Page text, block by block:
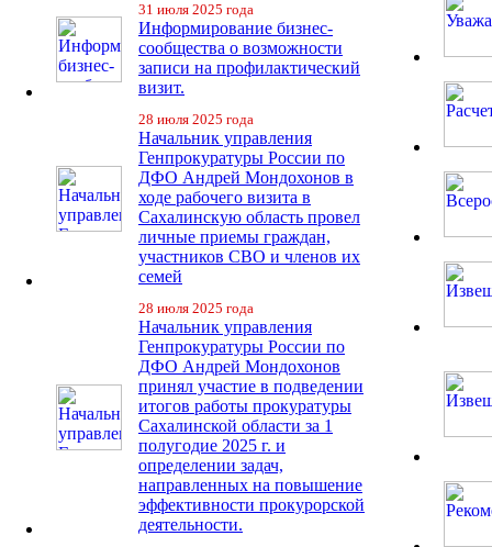
31 июля 2025 года
Информирование бизнес-
сообщества о возможности
записи на профилактический
визит.
28 июля 2025 года
Начальник управления
Генпрокуратуры России по
ДФО Андрей Мондохонов в
ходе рабочего визита в
Сахалинскую область провел
личные приемы граждан,
участников СВО и членов их
семей
28 июля 2025 года
Начальник управления
Генпрокуратуры России по
ДФО Андрей Мондохонов
принял участие в подведении
итогов работы прокуратуры
Сахалинской области за 1
полугодие 2025 г. и
определении задач,
направленных на повышение
эффективности прокурорской
деятельности.